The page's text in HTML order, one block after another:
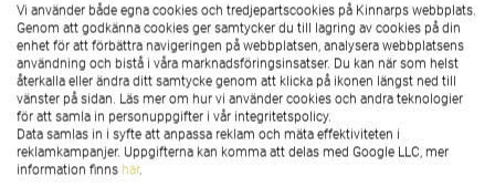
Material
Nedladdningar (8)
Vi använder både egna cookies och tredjepartscookies på Kinnarps webbplats.
Genom att godkänna cookies ger samtycker du till lagring av cookies på din
enhet för att förbättra navigeringen på webbplatsen, analysera webbplatsens
användning och bistå i våra marknadsföringsinsatser. Du kan när som helst
återkalla eller ändra ditt samtycke genom att klicka på ikonen längst ned till
vänster på sidan. Läs mer om hur vi använder cookies och andra teknologier
för att samla in personuppgifter i vår integritetspolicy.
Data samlas in i syfte att anpassa reklam och mäta effektiviteten i
reklamkampanjer. Uppgifterna kan komma att delas med Google LLC, mer
information finns här.